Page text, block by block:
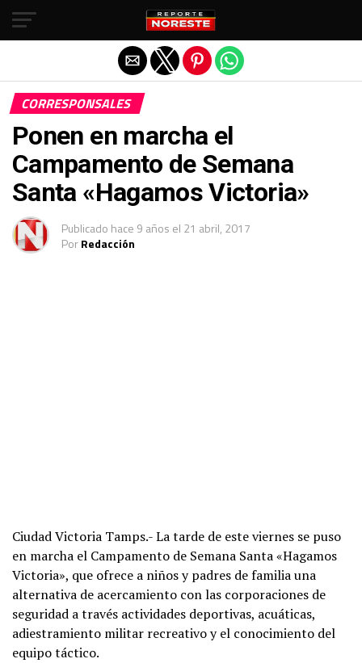
CORRESPONSALES
Ponen en marcha el
Campamento de Semana
Santa «Hagamos Victoria»
Publicado hace 9 años el 21 abril, 2017
PorRedacción
Ciudad Victoria Tamps.- La tarde de este viernes se puso
en marcha el Campamento de Semana Santa «Hagamos
Victoria», que ofrece a niños y padres de familia una
alternativa de acercamiento con las corporaciones de
seguridad a través actividades deportivas, acuáticas,
adiestramiento militar recreativo y el conocimiento del
equipo táctico.
Salir de la versión móvil